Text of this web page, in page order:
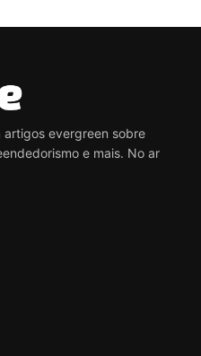
evergreen sobre
e mais. No ar